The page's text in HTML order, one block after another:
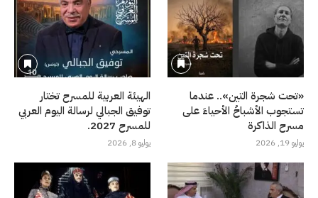
«تحت شجرة التين».. عندما
تستجوب الأشباحُ الأحياءَ على
مسرح الذاكرة
يوليو 19, 2026
الهيئة العربية للمسرح تختار
توفيق الجبالي لرسالة اليوم العربي
للمسرح 2027.
يوليو 8, 2026